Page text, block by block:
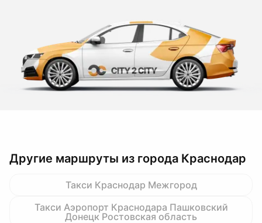
Другие маршруты из города Краснодар
Такси Краснодар Межгород
Такси Аэропорт Краснодара Пашковский
Донецк Ростовская область